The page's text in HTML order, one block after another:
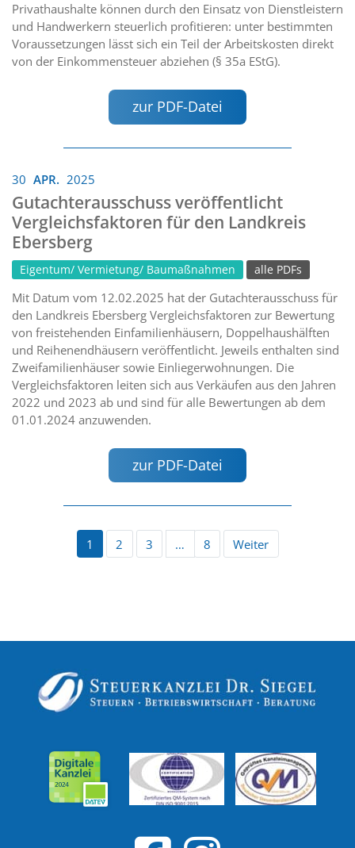
Privathaushalte können durch den Einsatz von Dienstleistern
und Handwerkern steuerlich profitieren: unter bestimmten
Voraussetzungen lässt sich ein Teil der Arbeitskosten direkt
von der Einkommensteuer abziehen (§ 35a EStG).
zur PDF-Datei
30 APR. 2025
Gutachterausschuss veröffentlicht
Vergleichsfaktoren für den Landkreis
Ebersberg
Eigentum/ Vermietung/ Baumaßnahmen alle PDFs
Mit Datum vom 12.02.2025 hat der Gutachterausschuss für
den Landkreis Ebersberg Vergleichsfaktoren zur Bewertung
von freistehenden Einfamilienhäusern, Doppelhaushälften
und Reihenendhäusern veröffentlicht. Jeweils enthalten sind
Zweifamilienhäuser sowie Einliegerwohnungen. Die
Vergleichsfaktoren leiten sich aus Verkäufen aus den Jahren
2022 und 2023 ab und sind für alle Bewertungen ab dem
01.01.2024 anzuwenden.
zur PDF-Datei
1 2 3 … 8 Weiter